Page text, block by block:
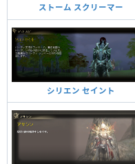
ストーム スクリーマー
シリエン セイント